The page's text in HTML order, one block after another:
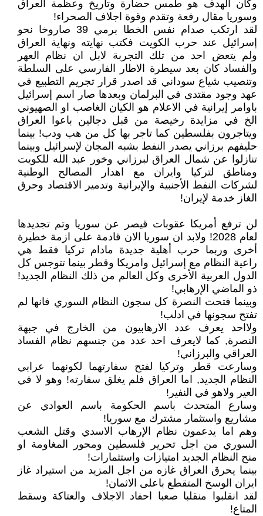
وكأن الهدف هو طمس حضارة وتاريخ وعظمة العراق
وسوريا مقال رفعة وتقدم وقوة اجلاف الصحراء!
لقد ارتكب صدام نفس الخطا برمي 39 صاروخا نحو
إسرائيل عند حرب الكويت فكتب نهايته ونهاية العراق
ولم يتعض احد من تلك التجربة لابل ان نظام العهر
والفساد كان بعد سيطرة الاطار الفارسي على السلطة
وتنصيب شياع سوداني قد اصدر قرار تجريم التطبيع في
عهد وجود مقتدى في البرلمان وبعدها صار اسم إسرائيل
باوامر إيرانية في الاعلام هو الكيان الغاصب او الصهيوني
الخ في مزايدة رخيصة من قبل دجالين باعوا العراق
ويتاجرون بفلسطين كما تاجر بها كل من هب ودب! بينما
حليفهم برزاني يصدر النفط بشبه المجان لإسرائيل وبينما
تنازلوا عن شمال العراق لبرزاني وخور عبد الله للكويت
ومناطق لتركيا وايران مع اهدار المصالح الوطنية
لشركات النفط الأجنبية والإيرانية وتدمير الاقتصاد وحرق
الغاز خدمة لإيران!
لن ترفع أمريكا عقوبات قيصر عن سوريا وتم تجديدها
لعام 2028! ولابد ان سوريا الان قادمة على ازمة خطيرة
أخرى وربما حرب أهلية جديدة مادام تركيا فقط هي
راعية النظام مع إسرائيل وامريكا وقطر بينما تتوجس كل
الدول العربية الأخرى وكل العالم من ذلك النظام الجديد!
ذو الماضي الإرهابي!
وبينما فتحت النصرة كل سجون النظام السوري فانها لم
تفتح سجونها في ادلب!
ولااحد يعرف عدد الارهابيون من الخارج في جبهة
النصرة, كما لايعرف احد عدد من جنسهم نظام الفساد
العراقي والبرزاني!
وسارعت قطر وتركيا لفتح سفارتهما لكونهما عرابي
النظام الجديد, اما العراق فلم يغلق سفارته! وهو لا في
العير ولاهو في النفير!
وسارع المتحدث باسم الحكومة باسم العوادي عن
مشاريع واستثمار مشترك مع سوريا!
وهم اما يدعمون نظام الإرهاب الاسدي وقتل الشعب
السوري من اجل تحرير فلسطين ومحور المغاومة او
منح النظام الجديد امتيازات واستثمارات!
بينما يحرق العراق غازه من اجل المزيد من استيراد غاز
ايران الوسخ المتقطع باعلى الاثمان!
لقد انقلبوا منقلبا صعبا احفاد الاجلاف والعتاكة وسقط
المتاع!